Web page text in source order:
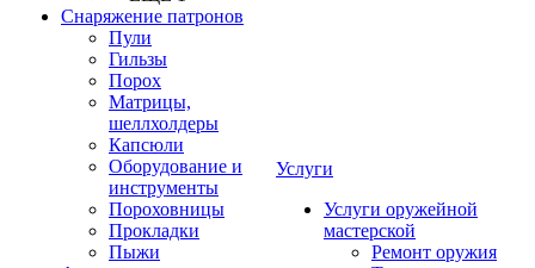
Снаряжение патронов
Пули
Гильзы
Порох
Матрицы,
шеллхолдеры
Капсюли
Оборудование и
инструменты
Пороховницы
Прокладки
Пыжи
Услуги
Услуги оружейной
мастерской
Ремонт оружия